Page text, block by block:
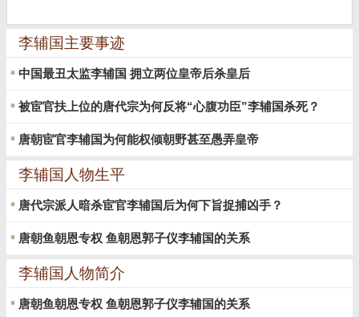
李辅国主要事迹
中国最丑太监李辅国 拥立两位皇帝后杀皇后
被宦官扶上位的唐代宗为何反将“心腹功臣”李辅国杀死？
唐朝宦官李辅国为何能权倾朝野甚至愚弄皇帝
李辅国人物生平
唐代宗派人暗杀宦官李辅国后为何下旨捉捕凶手？
唐朝鱼朝恩专权 鱼朝恩郭子仪李辅国的关系
李辅国人物简介
唐朝鱼朝恩专权 鱼朝恩郭子仪李辅国的关系